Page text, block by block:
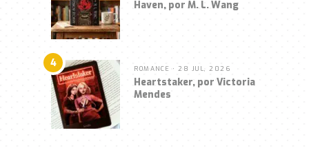
Haven, por M. L. Wang
4 ROMANCE • 28 JUL, 2026
Heartstaker, por Victoria
Mendes